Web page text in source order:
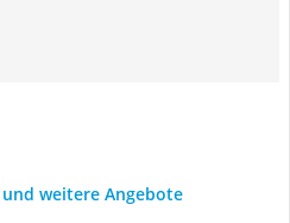
weitere Angebote